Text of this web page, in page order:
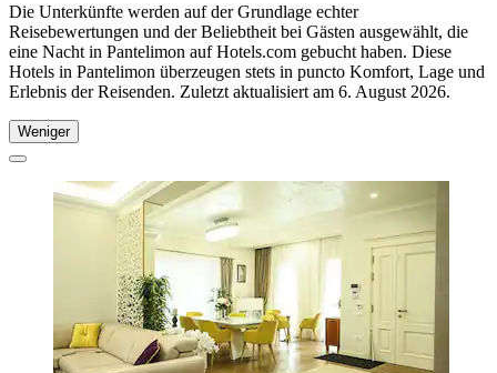
Die Unterkünfte werden auf der Grundlage echter
Reisebewertungen und der Beliebtheit bei Gästen ausgewählt, die
eine Nacht in Pantelimon auf Hotels.com gebucht haben. Diese
Hotels in Pantelimon überzeugen stets in puncto Komfort, Lage und
Erlebnis der Reisenden. Zuletzt aktualisiert am 6. August 2026.
Weniger